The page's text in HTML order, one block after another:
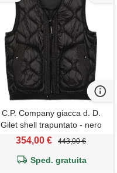
C.P. Company giacca d. D.
Gilet shell trapuntato - nero
354,00 € 443,00 €
Sped. gratuita